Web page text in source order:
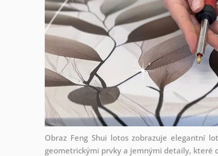
Obraz Feng Shui lotos zobrazuje elegantní
geometrickými prvky a jemnými detaily, které